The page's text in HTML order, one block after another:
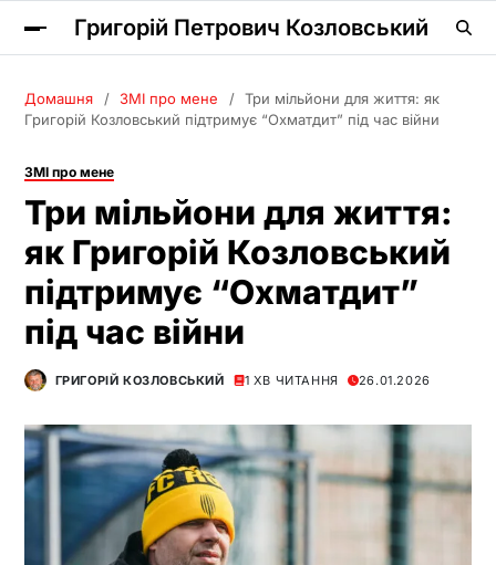
Григорій Петрович Козловський
Домашня ЗМІ про мене
Три мільйони для життя: як
Григорій Козловський підтримує “Охматдит” під час війни
ЗМІ про мене
Три мільйони для життя:
як Григорій Козловський
підтримує “Охматдит”
під час війни
ГРИГОРІЙ КОЗЛОВСЬКИЙ 1 ХВ ЧИТАННЯ 26.01.2026